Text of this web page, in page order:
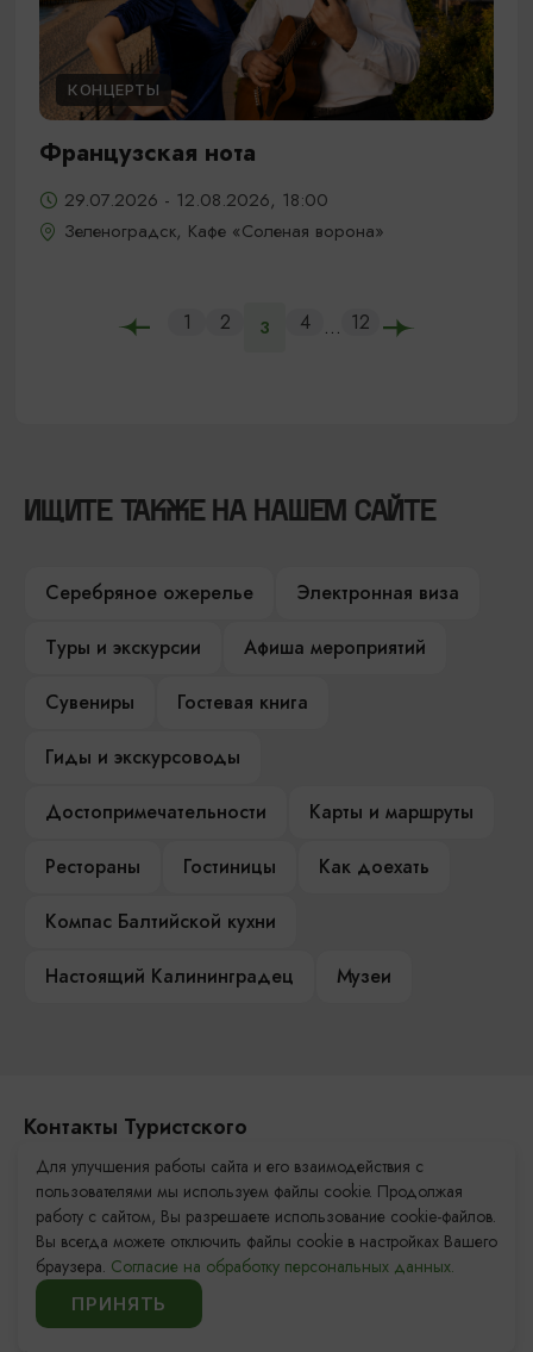
КОНЦЕРТЫ
Французская нота
29.07.2026 - 12.08.2026, 18:00
Зеленоградск, Кафе «Соленая ворона»
1 2 3 4 ... 12
ИЩИТЕ ТАКЖЕ НА НАШЕМ САЙТЕ
Серебряное ожерелье
Электронная виза
Туры и экскурсии
Афиша мероприятий
Сувениры
Гостевая книга
Гиды и экскурсоводы
Достопримечательности
Карты и маршруты
Рестораны
Гостиницы
Как доехать
Компас Балтийской кухни
Настоящий Калининградец
Музеи
Контакты Туристского
информационного центра
+7 (4012) 555-200
8 (800) 200-55-39
info@visit-kaliningrad.ru
Для улучшения работы сайта и его взаимодействия с
пользователями мы используем файлы cookie. Продолжая
работу с сайтом, Вы разрешаете использование cookie-файлов.
Вы всегда можете отключить файлы cookie в настройках Вашего
браузера. Согласие на обработку персональных данных.
ПРИНЯТЬ